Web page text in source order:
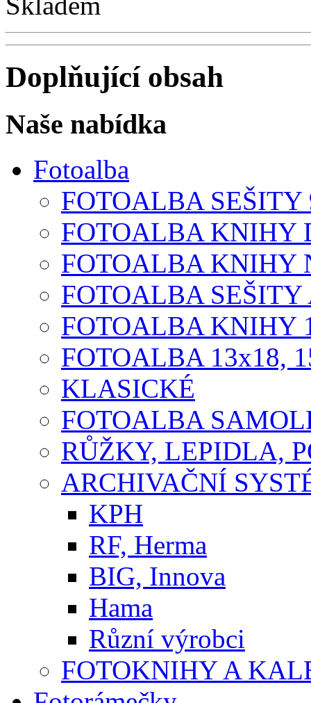
Doplňující obsah
Naše nabídka
Fotoalba
FOTOALBA SEŠITY
FOTOALBA KNIHY
FOTOALBA KNIHY
FOTOALBA SEŠITY
FOTOALBA KNIHY
FOTOALBA 13x18,
KLASICKÉ
FOTOALBA
RŮŽKY, LEPIDLA,
ARCHIVAČNÍ
KPH
RF, Herma
BIG, Innova
Hama
Různí výrobci
FOTOKNIHY A